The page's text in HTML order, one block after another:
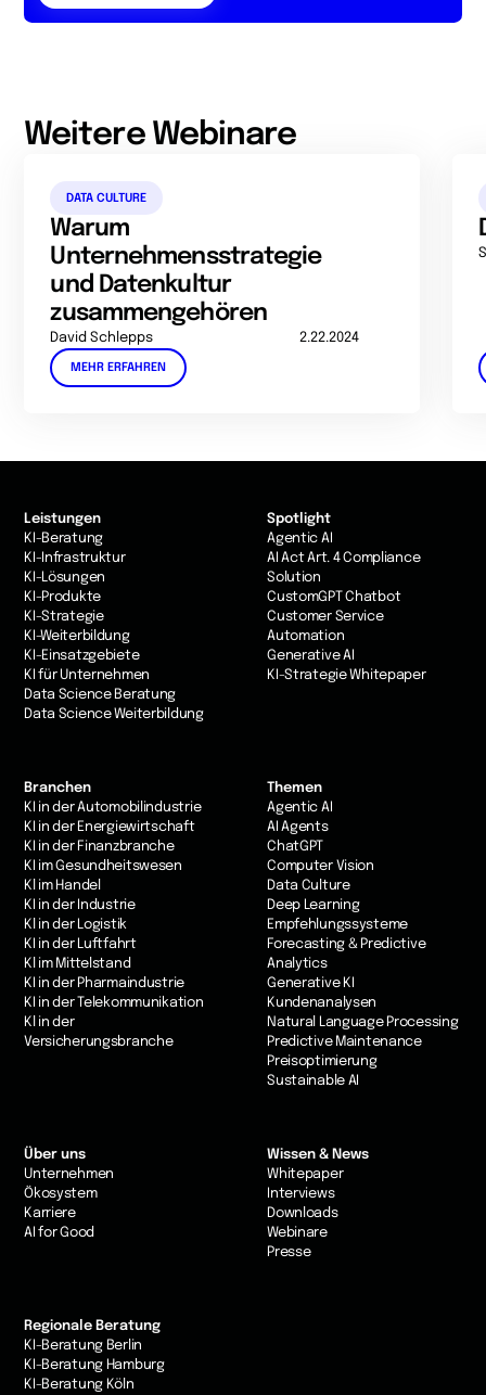
Weitere Webinare
DATA CULTURE
Warum
Unternehmensstrategie
und Datenkultur
zusammengehören
David Schlepps 2.22.2024
MEHR ERFAHREN
Leistungen
KI-Beratung
KI-Infrastruktur
KI-Lösungen
KI-Produkte
KI-Strategie
KI-Weiterbildung
KI-Einsatzgebiete
KI für Unternehmen
Data Science Beratung
Data Science Weiterbildung
Branchen
KI in der Automobilindustrie
KI in der Energiewirtschaft
KI in der Finanzbranche
KI im Gesundheitswesen
Kl im Handel
KI in der Industrie
Kl in der Logistik
KI in der Luftfahrt
Kl im Mittelstand
KI in der Pharmaindustrie
KI in der Telekommunikation
Kl in der
Versicherungsbranche
Themen
Agentic AI
AI Agents
ChatGPT
Computer Vision
Data Culture
Deep Learning
Empfehlungssysteme
Forecasting & Predictive
Analytics
Generative KI
Kundenanalysen
Natural Language Processing
Predictive Maintenance
Preisoptimierung
Sustainable AI
Spotlight
Agentic AI
AI Act Art. 4 Compliance
Solution
CustomGPT Chatbot
Customer Service
Automation
Generative AI
KI-Strategie Whitepaper
Über uns
Unternehmen
Ökosystem
Karriere
AI for Good
Wissen & News
Whitepaper
Interviews
Downloads
Webinare
Presse
Regionale Beratung
KI-Beratung Berlin
KI-Beratung Hamburg
KI-Beratung Köln